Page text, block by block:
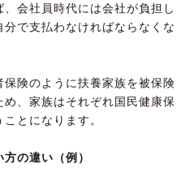
会社員時代には会社が負担し
で支払わなければならなくな
保険のように扶養家族を被保険
、家族はそれぞれ国民健康保
とになります。
の違い（例）